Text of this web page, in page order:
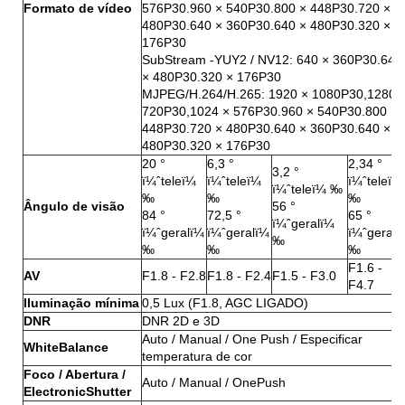
Formato de vídeo
576P30.960 × 540P30.800 × 448P30.720 ×
480P30.640 × 360P30.640 × 480P30.320 ×
176P30
SubStream -YUY2 / NV12: 640 × 360P30.640
× 480P30.320 × 176P30
MJPEG/H.264/H.265: 1920 × 1080P30,1280
720P30,1024 × 576P30.960 × 540P30.800 ×
448P30.720 × 480P30.640 × 360P30.640 ×
480P30.320 × 176P30
Ângulo de visão
20 °
ï¼ˆteleï¼
‰
84 °
ï¼ˆgeralï¼
‰
6,3 °
ï¼ˆteleï¼
‰
72,5 °
ï¼ˆgeralï¼
‰
3,2 °
ï¼ˆteleï¼ ‰
56 °
ï¼ˆgeralï¼
‰
2,34 °
ï¼ˆteleï¼
‰
65 °
‰
AV
F1.8 - F2.8F1.8 - F2.4F1.5 - F3.0
F1.6 -
F4.7
Iluminação mínima0,5 Lux (F1.8, AGC LIGADO)
DNR
DNR 2D e 3D
WhiteBalance
Auto / Manual / One Push / Especificar
temperatura de cor
Foco / Abertura /
ElectronicShutter
Auto / Manual / OnePush